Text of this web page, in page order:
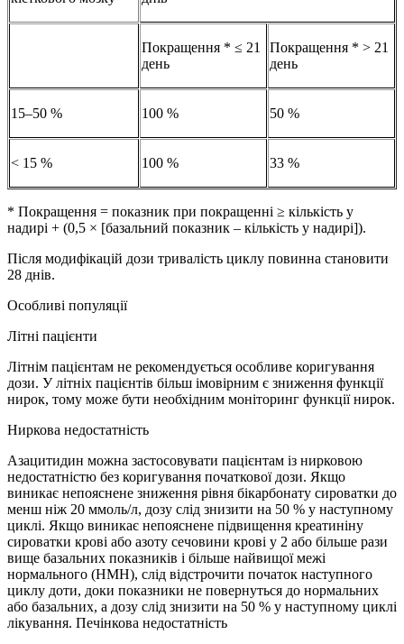
Покращення * ≤ 21
день
Покращення * > 21
день
15–50 % 100 % 50 %
< 15 % 100 % 33 %
* Покращення = показник при покращенні ≥ кількість у
надирі + (0,5 × [базальний показник – кількість у надирі]).
Після модифікацій дози тривалість циклу повинна становити
28 днів.
Особливі популяції
Літні пацієнти
Літнім пацієнтам не рекомендується особливе коригування
дози. У літніх пацієнтів більш імовірним є зниження функції
нирок, тому може бути необхідним моніторинг функції нирок.
Ниркова недостатність
Азацитидин можна застосовувати пацієнтам із нирковою
недостатністю без коригування початкової дози. Якщо
виникає непояснене зниження рівня бікарбонату сироватки до
менш ніж 20 ммоль/л, дозу слід знизити на 50 % у наступному
циклі. Якщо виникає непояснене підвищення креатиніну
сироватки крові або азоту сечовини крові у 2 або більше рази
вище базальних показників і більше найвищої межі
нормального (НМН), слід відстрочити початок наступного
циклу доти, доки показники не повернуться до нормальних
або базальних, а дозу слід знизити на 50 % у наступному циклі
лікування. Печінкова недостатність